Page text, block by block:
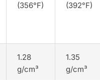
(356°F)
(392°F)
1.28
g/cm³
1.35
g/cm³